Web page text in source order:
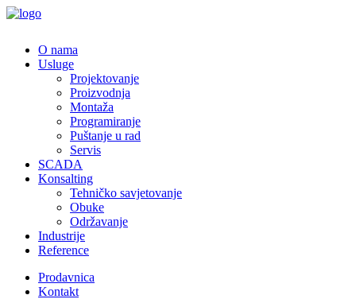
O nama
Usluge
Projektovanje
Proizvodnja
Montaža
Programiranje
Puštanje u rad
Servis
SCADA
Konsalting
Tehničko savjetovanje
Obuke
Održavanje
Industrije
Reference
Prodavnica
Kontakt